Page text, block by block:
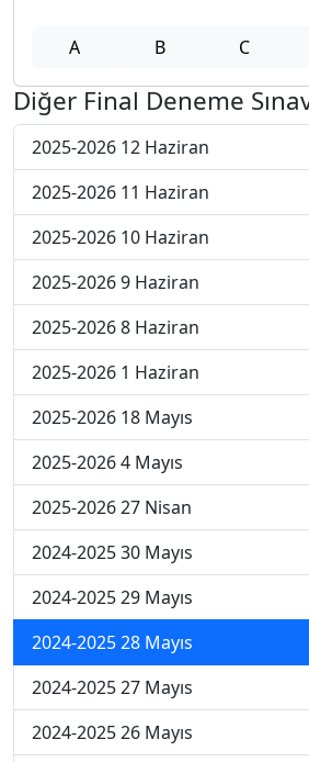
A B C
Diğer Final Deneme
2025-2026 12 Haziran
2025-2026 11 Haziran
2025-2026 10 Haziran
2025-2026 9 Haziran
2025-2026 8 Haziran
2025-2026 1 Haziran
2025-2026 18 Mayıs
2025-2026 4 Mayıs
2025-2026 27 Nisan
2024-2025 30 Mayıs
2024-2025 29 Mayıs
2024-2025 28 Mayıs
2024-2025 27 Mayıs
2024-2025 26 Mayıs